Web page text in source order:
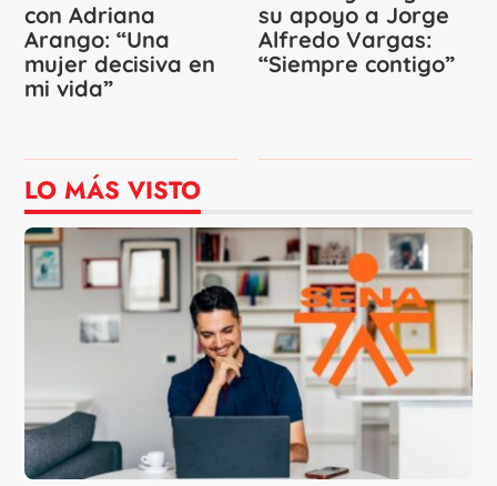
con Adriana
Arango: “Una
mujer decisiva en
mi vida”
su apoyo a Jorge
Alfredo Vargas:
“Siempre contigo”
LO MÁS VISTO